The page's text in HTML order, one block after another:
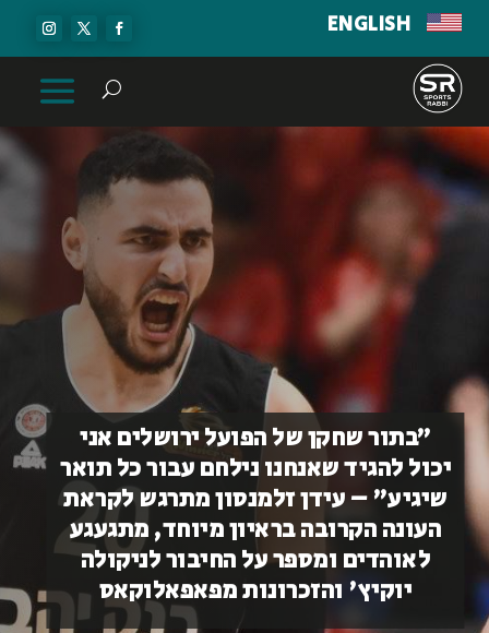
ENGLISH
״בתור שחקן של הפועל ירושלים אני
יכול להגיד שאנחנו נילחם עבור כל תואר
שיגיע" – עידן זלמנסון מתרגש לקראת
העונה הקרובה בראיון מיוחד, מתגעגע
לאוהדים ומספר על החיבור לניקולה
יוקיץ' והזכרונות מפאפאלוקאס